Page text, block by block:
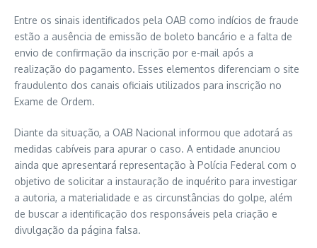
Entre os sinais identificados pela OAB como indícios de fraude
estão a ausência de emissão de boleto bancário e a falta de
envio de confirmação da inscrição por e-mail após a
realização do pagamento. Esses elementos diferenciam o site
fraudulento dos canais oficiais utilizados para inscrição no
Exame de Ordem.
Diante da situação, a OAB Nacional informou que adotará as
medidas cabíveis para apurar o caso. A entidade anunciou
ainda que apresentará representação à Polícia Federal com o
objetivo de solicitar a instauração de inquérito para investigar
a autoria, a materialidade e as circunstâncias do golpe, além
de buscar a identificação dos responsáveis pela criação e
divulgação da página falsa.